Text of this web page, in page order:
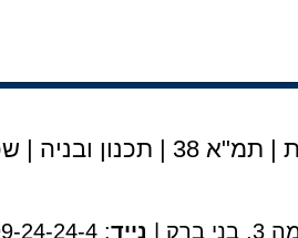
| תמ"א 38 | תכנון ובניה |
נייד: 050-99-24-24-4 |